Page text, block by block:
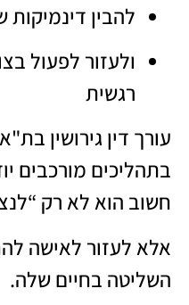
להבין דינמיקות
ולעזור לפעול
רגשית
עורך דין גירושין
בתהליכים מורכבים
חשוב הוא לא רק
אלא לעזור לאישה
השליטה בחיים שלה.